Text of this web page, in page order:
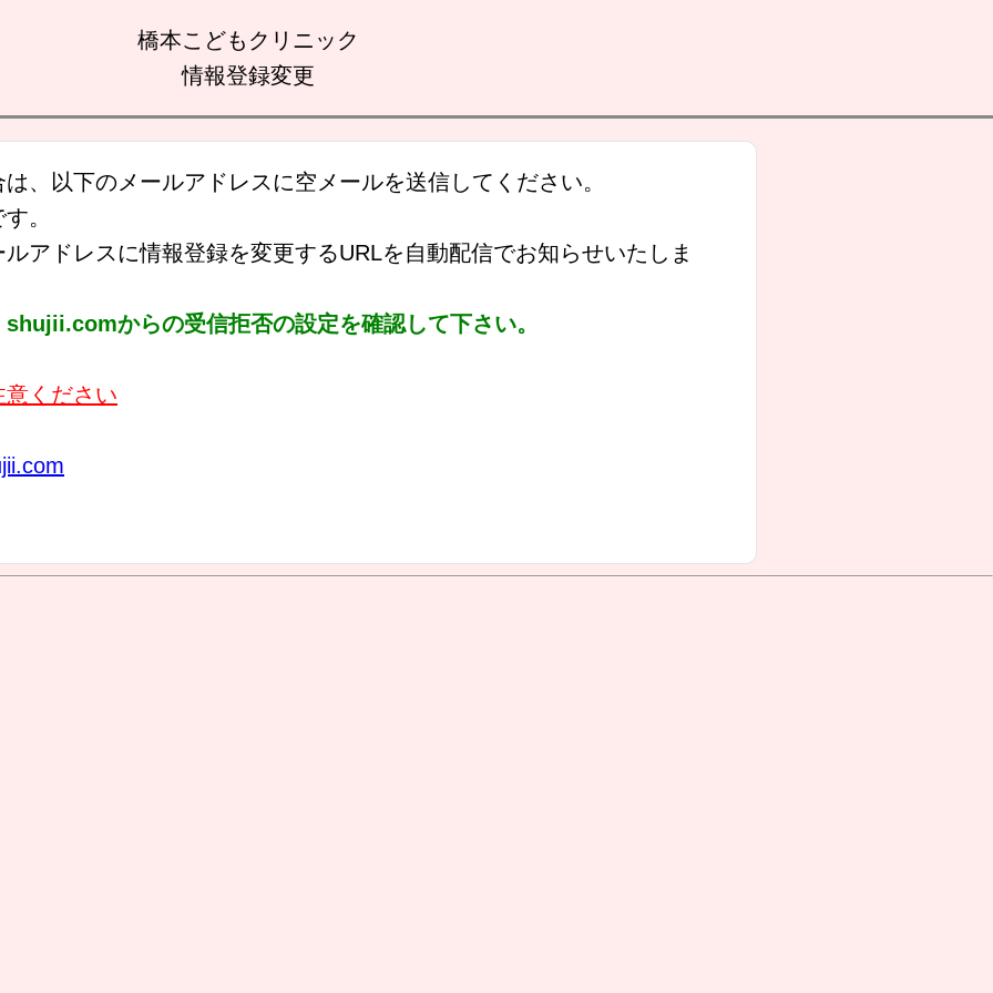
橋本こどもクリニック
情報登録変更
、以下のメールアドレスに空メールを送信してください。
。
アドレスに情報登録を変更するURLを自動配信でお知らせいたしま
からの受信拒否の設定を確認して下さい。
ください